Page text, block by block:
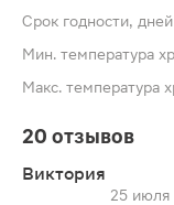
Срок годности, дней
Мин. температура
Макс. температура
20 отзывов
Виктория
25 июля